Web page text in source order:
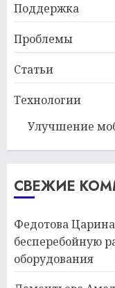
Поддержка
Проблемы
Статьи
Технологии
Улучшение
СВЕЖИЕ
Федотова Царина
бесперебойную
оборудования